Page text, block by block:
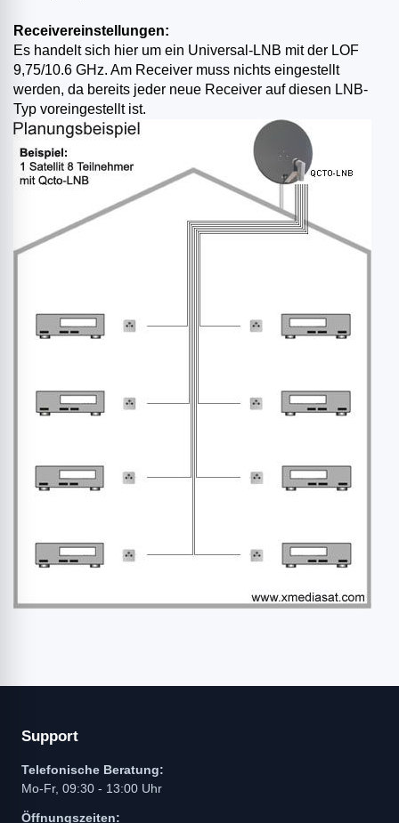
Receivereinstellungen:
Es handelt sich hier um ein Universal-LNB mit der LOF
9,75/10.6 GHz. Am Receiver muss nichts eingestellt
werden, da bereits jeder neue Receiver auf diesen LNB-
Typ voreingestellt ist.
Support
Telefonische Beratung:
Mo-Fr, 09:30 - 13:00 Uhr
Öffnungszeiten: